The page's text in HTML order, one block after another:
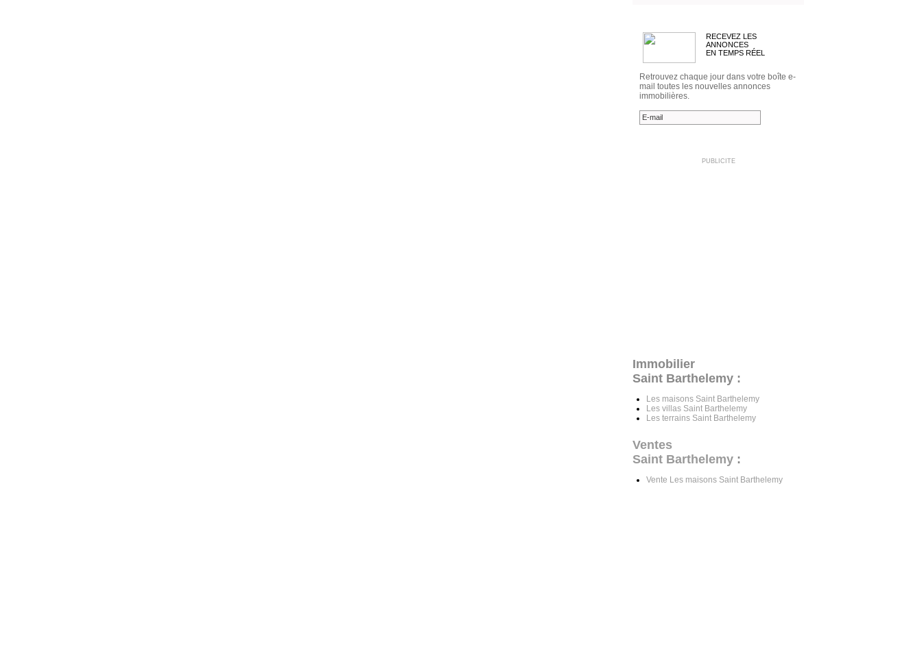
RECEVEZ LES
ANNONCES
EN TEMPS RÉEL
Retrouvez chaque jour dans votre boîte e-
mail toutes les nouvelles annonces
immobilières.
PUBLICITE
Immobilier
Saint Barthelemy :
Les maisons Saint Barthelemy
Les villas Saint Barthelemy
Les terrains Saint Barthelemy
Ventes
Saint Barthelemy :
Vente Les maisons Saint Barthelemy